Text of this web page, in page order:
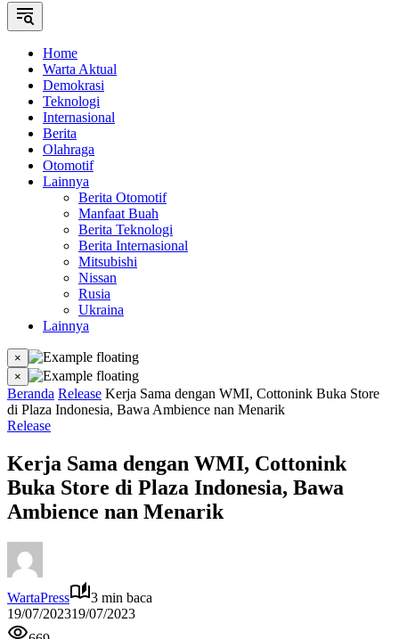
Home
Warta Aktual
Demokrasi
Teknologi
Internasional
Berita
Olahraga
Otomotif
Lainnya
Berita Otomotif
Manfaat Buah
Berita Teknologi
Berita Internasional
Mitsubishi
Nissan
Rusia
Ukraina
Lainnya
×
×
Beranda Release Kerja Sama dengan WMI, Cottonink Buka Store
di Plaza Indonesia, Bawa Ambience nan Menarik
Release
Kerja Sama dengan WMI, Cottonink
Buka Store di Plaza Indonesia, Bawa
Ambience nan Menarik
WartaPress
3 min baca
19/07/202319/07/2023